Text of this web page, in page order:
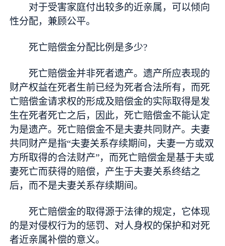
对于受害家庭付出较多的近亲属，可以倾向
性分配，兼顾公平。
死亡赔偿金分配比例是多少?
死亡赔偿金并非死者遗产。遗产所应表现的
财产权益在死者生前已经为死者合法所有，而死
亡赔偿金请求权的形成及赔偿金的实际取得是发
生在死者死亡之后，因此，死亡赔偿金不能认定
为是遗产。死亡赔偿金不是夫妻共同财产。夫妻
共同财产是指“夫妻关系存续期间，夫妻一方或双
方所取得的合法财产”，而死亡赔偿金是基于夫或
妻死亡而获得的赔偿，产生于夫妻关系终结之
后，而不是夫妻关系存续期间。
死亡赔偿金的取得源于法律的规定，它体现
的是对侵权行为的惩罚、对人身权的保护和对死
者近亲属补偿的意义。